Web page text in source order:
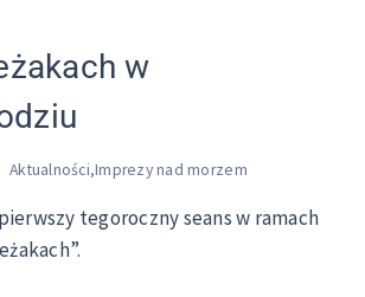
w
Aktualności,Imprezy nad morzem
tegoroczny seans w ramach